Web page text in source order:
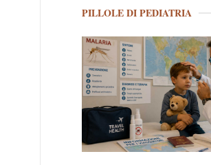
PILLOLE DI PEDIATRIA